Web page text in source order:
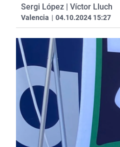
Sergi López | Víctor Lluch
Valencia | 04.10.2024 15:27